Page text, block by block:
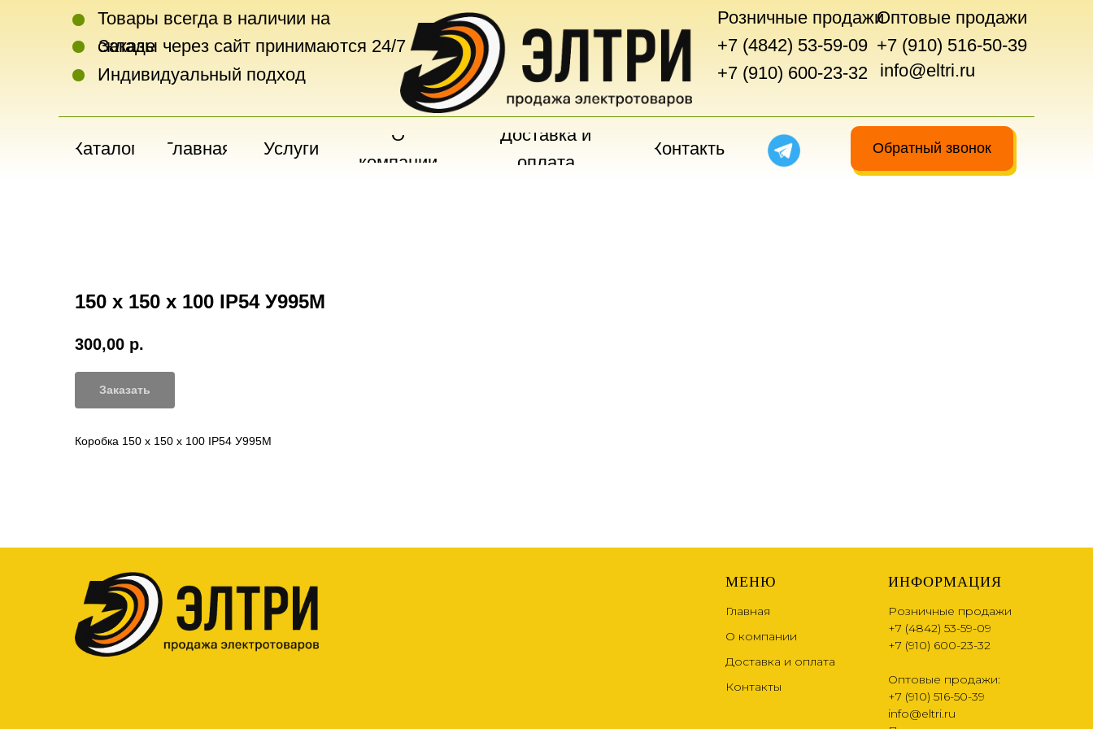
Товары всегда в наличии на
складе
Заказы через сайт принимаются 24/7
Розничные продажи
+7 (4842) 53-59-09
+7 (910) 600-23-32
Оптовые продажи
+7 (910) 516-50-39
Обратный звонок
Каталог Главная
О
компании
Доставка и
оплата
Контакты
Индивидуальный подход info@eltri.ru
Услуги
150 х 150 х 100 IP54 У995М
300,00 р.
Заказать
Коробка 150 х 150 х 100 IP54 У995М
МЕНЮ
Главная
О компании
Доставка и оплата
Контакты
ИНФОРМАЦИЯ
Розничные продажи
+7 (4842) 53-59-09
+7 (910) 600-23-32
Оптовые продажи:
+7 (910) 516-50-39
info@eltri.ru